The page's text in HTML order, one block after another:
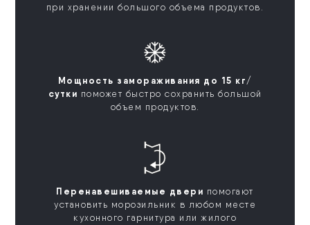
при хранении большого объема продуктов.
Мощность замораживания до 15 кг/
сутки поможет быстро сохранить большой
объем продуктов.
Перенавешиваемые двери помогают
установить морозильник в любом месте
кухонного гарнитура или жилого